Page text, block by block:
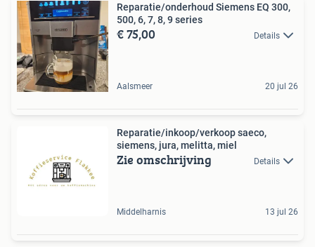
Reparatie/onderhoud Siemens EQ 300,
500, 6, 7, 8, 9 series
€ 75,00 Details
Aalsmeer 20 jul 26
Reparatie/inkoop/verkoop saeco,
siemens, jura, melitta, miel
Zie omschrijving Details
Middelharnis 13 jul 26